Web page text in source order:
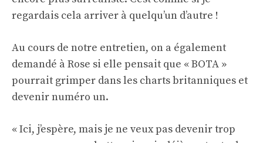
regardais cela arriver à quelqu’un d’autre !
Au cours de notre entretien, on a également
demandé à Rose si elle pensait que « BOTA »
pourrait grimper dans les charts britanniques et
devenir numéro un.
« Ici, j’espère, mais je ne veux pas devenir trop